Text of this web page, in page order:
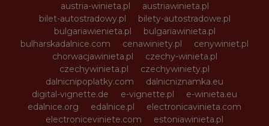
austria-winieta.pl
austriawinieta.pl
bilet-autostradowy.pl
bilety-autostradowe.pl
bulgariawienieta.pl
bulgariawinieta.pl
bulharskadalnice.com
cenawiniety.pl
cenywiniet.pl
chorwacjawinieta.pl
czechy-winieta.pl
czechywinieta.pl
czechywiniety.pl
dalnicnipoplatky.com
dalnicniznamka.eu
digital-vignette.de
e-vignette.pl
e-winieta.eu
edalnice.org
edalnice.pl
electronicavinieta.com
electroniceviniete.com
estoniawinieta.pl